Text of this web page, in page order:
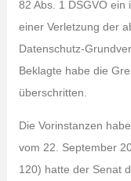
82 Abs. 1 DSGVO
einer Verletzung der
Datenschutz-
Beklagte habe die
überschritten.
Die Vorinstanzen
vom 22. September
120) hatte der Senat